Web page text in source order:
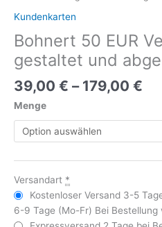
Kundenkarten
Bohnert 50 EUR
gestaltet und
39,00 € – 179,00 €
Menge
Versandart *
Kostenloser Versand 3-5
6-9 Tage (Mo-Fr) Bei Bestellung